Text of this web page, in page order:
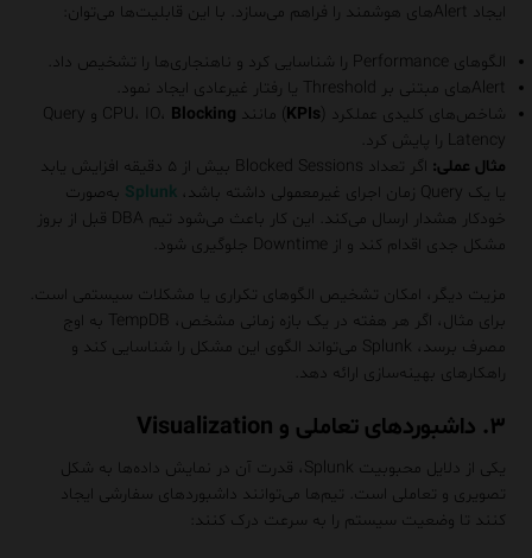
ایجاد Alertهای هوشمند را فراهم می‌سازد. با این قابلیت‌ها می‌توان:
الگوهای Performance را شناسایی کرد و ناهنجاری‌ها را تشخیص داد.
Alertهای مبتنی بر Threshold یا رفتار غیرعادی ایجاد نمود.
شاخص‌های کلیدی عملکرد (KPIs) مانند CPU، IO، Blocking
و Query
Latency را پایش کرد.
مثال عملی:
اگر تعداد Blocked Sessions بیش از ۵ دقیقه افزایش یابد
یا یک Query زمان اجرای غیرمعمولی داشته باشد،
Splunk به‌صورت
خودکار هشدار ارسال می‌کند. این کار باعث می‌شود تیم DBA قبل از بروز
مشکل جدی اقدام کند و از Downtime جلوگیری شود.
مزیت دیگر، امکان تشخیص الگوهای تکراری یا مشکلات سیستمی است.
برای مثال، اگر هر هفته در یک بازه زمانی مشخص، TempDB به اوج
مصرف برسد، Splunk می‌تواند الگوی این مشکل را شناسایی کند و
راهکارهای بهینه‌سازی ارائه دهد.
۳. داشبوردهای تعاملی و Visualization
یکی از دلایل محبوبیت Splunk، قدرت آن در نمایش داده‌ها به شکل
تصویری و تعاملی است. تیم‌ها می‌توانند داشبوردهای سفارشی ایجاد
کنند تا وضعیت سیستم را به سرعت درک کنند: